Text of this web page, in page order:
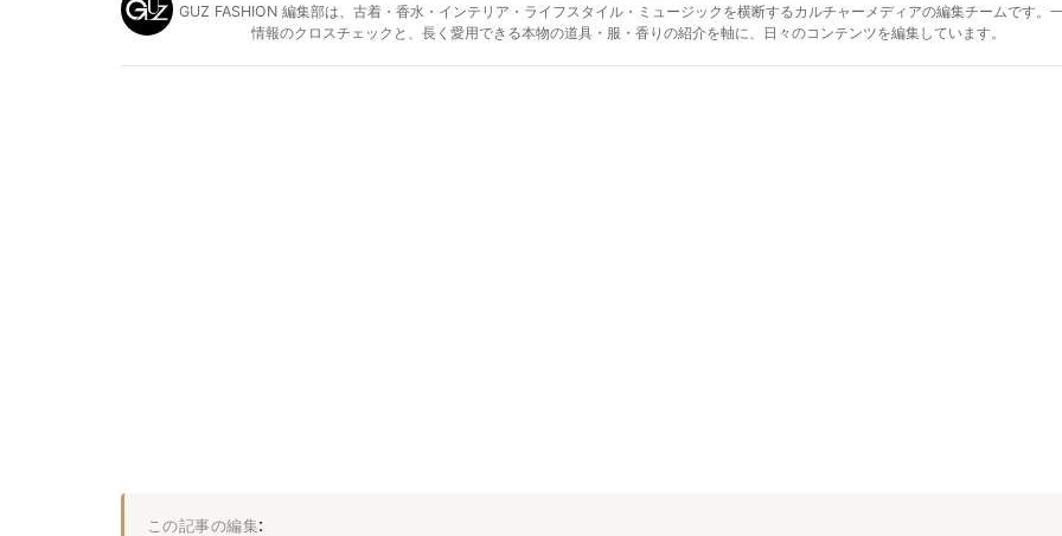
GUZ FASHION 編集部は、古着・香水・インテリア・ライフスタイル・ミュージックを横断するカルチャーメディアの編集チームです。
情報のクロスチェックと、長く愛用できる本物の道具・服・香りの紹介を軸に、日々のコンテンツを編集しています。
この記事の編集: